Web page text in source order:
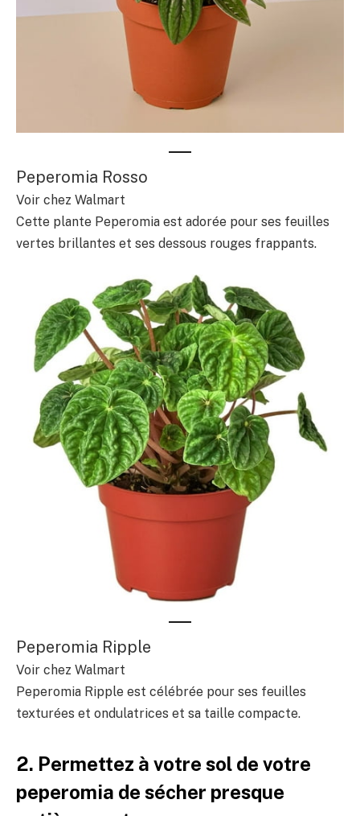
Peperomia Rosso
Voir chez Walmart
Cette plante Peperomia est adorée pour ses feuilles
vertes brillantes et ses dessous rouges frappants.
Peperomia Ripple
Voir chez Walmart
Peperomia Ripple est célébrée pour ses feuilles
texturées et ondulatrices et sa taille compacte.
2. Permettez à votre sol de votre
peperomia de sécher presque